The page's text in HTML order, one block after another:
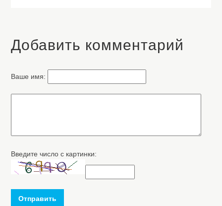
Добавить комментарий
Ваше имя:
Введите число с картинки:
Отправить